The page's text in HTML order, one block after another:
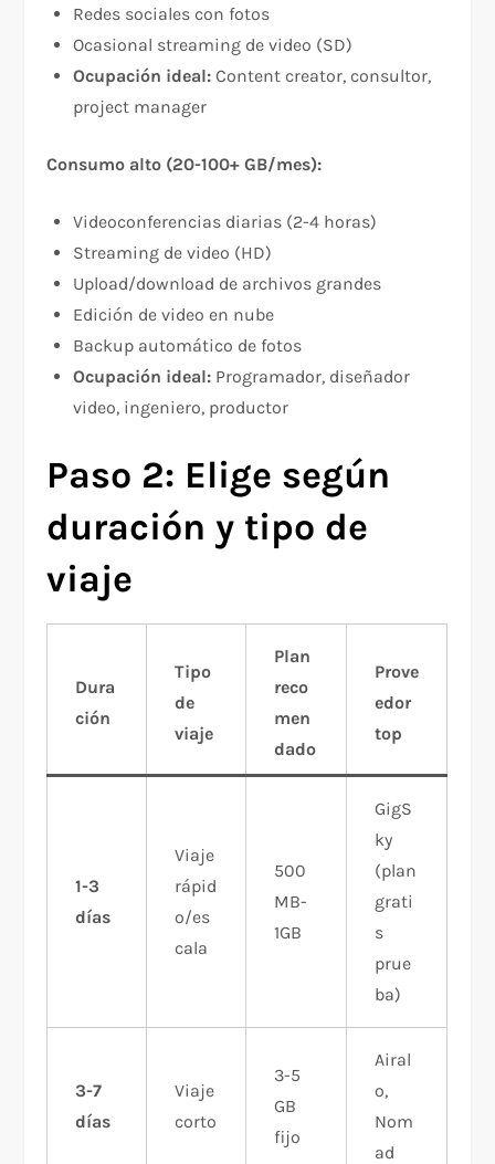
Redes sociales con fotos
Ocasional streaming de video (SD)
Ocupación ideal: Content creator, consultor,
project manager
Consumo alto (20-100+ GB/mes):
Videoconferencias diarias (2-4 horas)
Streaming de video (HD)
Upload/download de archivos grandes
Edición de video en nube
Backup automático de fotos
Ocupación ideal: Programador, diseñador
video, ingeniero, productor​
Paso 2: Elige según
duración y tipo de
viaje
Dura
ción
Tipo
de
viaje
Plan
reco
men
dado
Prove
edor
top
1-3
días
Viaje
rápid
o/es
cala
500
MB-
1GB
GigS
ky
(plan
grati
s
prue
ba)
3-7
días
Viaje
corto
3-5
GB
fijo
Airal
o,
Nom
ad